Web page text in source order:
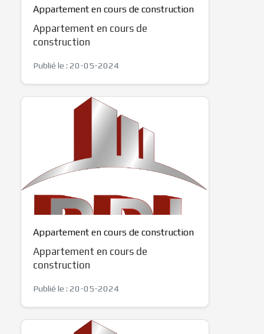
Appartement en cours de construction
Appartement en cours de
construction
Publié le : 20-05-2024
Appartement en cours de construction
Appartement en cours de
construction
Publié le : 20-05-2024